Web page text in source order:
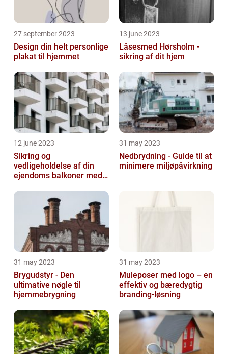
27 september 2023
Design din helt personlige
plakat til hjemmet
13 june 2023
Låsesmed Hørsholm -
sikring af dit hjem
12 june 2023
Sikring og
vedligeholdelse af din
ejendoms balkoner med
31 may 2023
Nedbrydning - Guide til at
minimere miljøpåvirkning
31 may 2023
Brygudstyr - Den
ultimative nøgle til
hjemmebrygning
31 may 2023
Muleposer med logo – en
effektiv og bæredygtig
branding-løsning